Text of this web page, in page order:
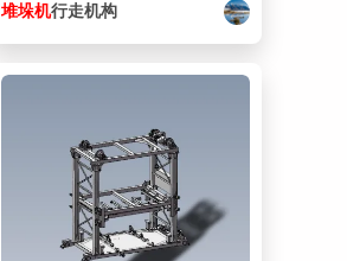
堆垛机行走机构